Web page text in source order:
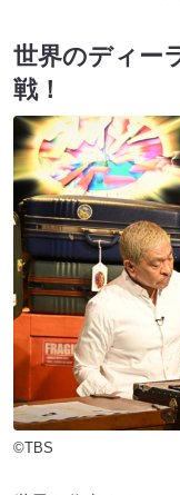
世界のディー
戦！
©TBS